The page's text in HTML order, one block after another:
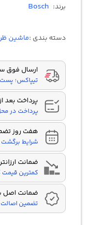
برند: Bosch
دسته بندی :ماشین
ارسال فوق
تیپاکس؛
پرداخت بعد
پرداخت در
هفت روز
شرایط برگشت
ضمانت
کمترین
ضمانت اصل
تضمین